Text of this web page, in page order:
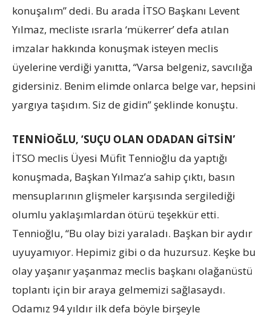
konuşalım” dedi. Bu arada İTSO Başkanı Levent
Yılmaz, mecliste ısrarla ‘mükerrer’ defa atılan
imzalar hakkında konuşmak isteyen meclis
üyelerine verdiği yanıtta, “Varsa belgeniz, savcılığa
gidersiniz. Benim elimde onlarca belge var, hepsini
yargıya taşıdım. Siz de gidin” şeklinde konuştu.
TENNİOĞLU, ‘SUÇU OLAN ODADAN GİTSİN’
İTSO meclis Üyesi Müfit Tennioğlu da yaptığı
konuşmada, Başkan Yılmaz’a sahip çıktı, basın
mensuplarının glişmeler karşısında sergilediği
olumlu yaklaşımlardan ötürü teşekkür etti.
Tennioğlu, “Bu olay bizi yaraladı. Başkan bir aydır
uyuyamıyor. Hepimiz gibi o da huzursuz. Keşke bu
olay yaşanır yaşanmaz meclis başkanı olağanüstü
toplantı için bir araya gelmemizi sağlasaydı.
Odamız 94 yıldır ilk defa böyle birşeyle